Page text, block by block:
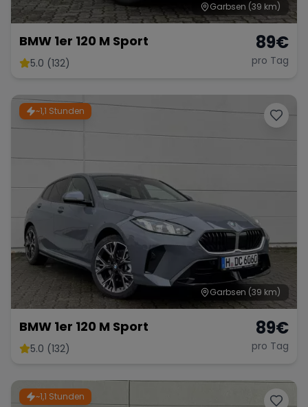
Garbsen (39 km)
BMW 1er 120 M Sport
5.0 (132)
89€
pro Tag
~1,1 Stunden
Garbsen (39 km)
BMW 1er 120 M Sport
5.0 (132)
89€
pro Tag
~1,1 Stunden